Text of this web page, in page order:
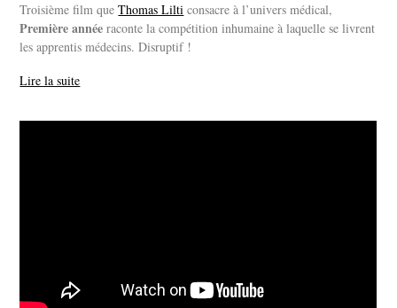
Troisième film queThomas Lilti consacre à l’univers médical,
Première année raconte la compétition inhumaine à laquelle se livrent
les apprentis médecins. Disruptif !
Lire la suite